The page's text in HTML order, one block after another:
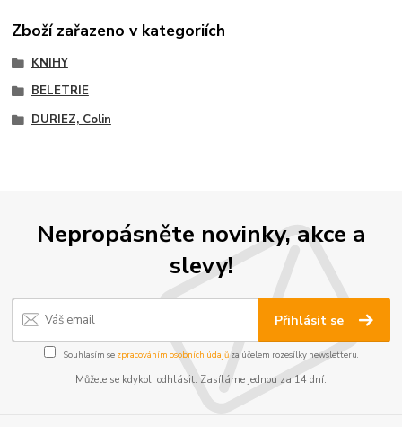
Zboží zařazeno v kategoriích
KNIHY
BELETRIE
DURIEZ, Colin
Nepropásněte novinky, akce a
slevy!
Přihlásit se
Souhlasím se zpracováním osobních údajůza účelem rozesílky newsletteru.
Můžete se kdykoli odhlásit. Zasíláme jednou za 14 dní.